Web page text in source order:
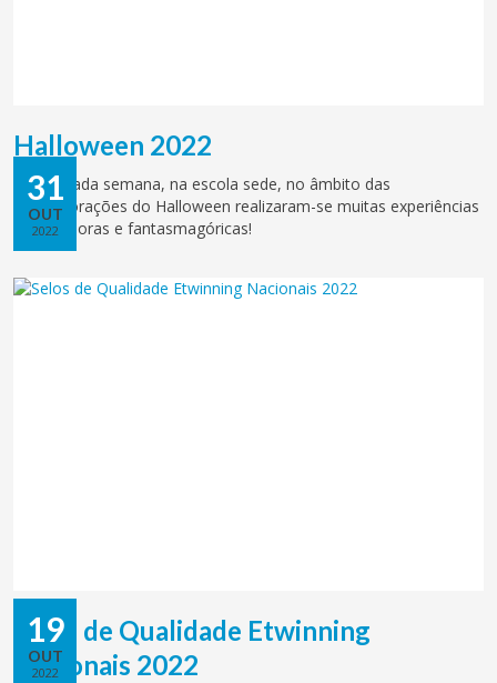
31
OUT
2022
Halloween 2022
Na passada semana, na escola sede, no âmbito das
comemorações do Halloween realizaram-se muitas experiências
assustadoras e fantasmagóricas!
19
OUT
2022
Selos de Qualidade Etwinning
Nacionais 2022